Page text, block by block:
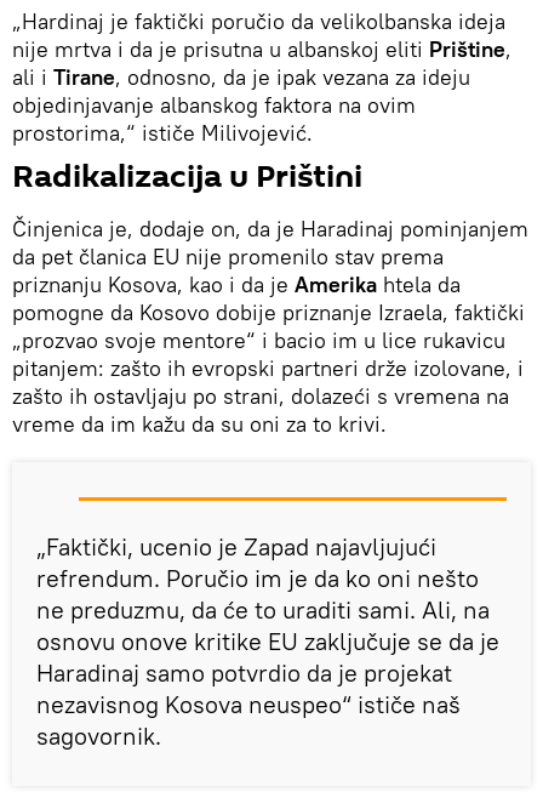
„Hardinaj je faktički poručio da velikolbanska ideja
nije mrtva i da je prisutna u albanskoj eliti Prištine,
ali i Tirane, odnosno, da je ipak vezana za ideju
objedinjavanje albanskog faktora na ovim
prostorima,“ ističe Milivojević.
Radikalizacija u Prištini
Činjenica je, dodaje on, da je Haradinaj pominjanjem
da pet članica EU nije promenilo stav prema
priznanju Kosova, kao i da je Amerika htela da
pomogne da Kosovo dobije priznanje Izraela, faktički
„prozvao svoje mentore“ i bacio im u lice rukavicu
pitanjem: zašto ih evropski partneri drže izolovane, i
zašto ih ostavljaju po strani, dolazeći s vremena na
vreme da im kažu da su oni za to krivi.
„Faktički, ucenio je Zapad najavljujući
refrendum. Poručio im je da ko oni nešto
ne preduzmu, da će to uraditi sami. Ali, na
osnovu onove kritike EU zaključuje se da je
Haradinaj samo potvrdio da je projekat
nezavisnog Kosova neuspeo“ ističe naš
sagovornik.